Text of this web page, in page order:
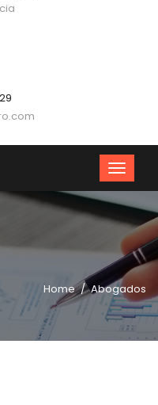
Home Abogados